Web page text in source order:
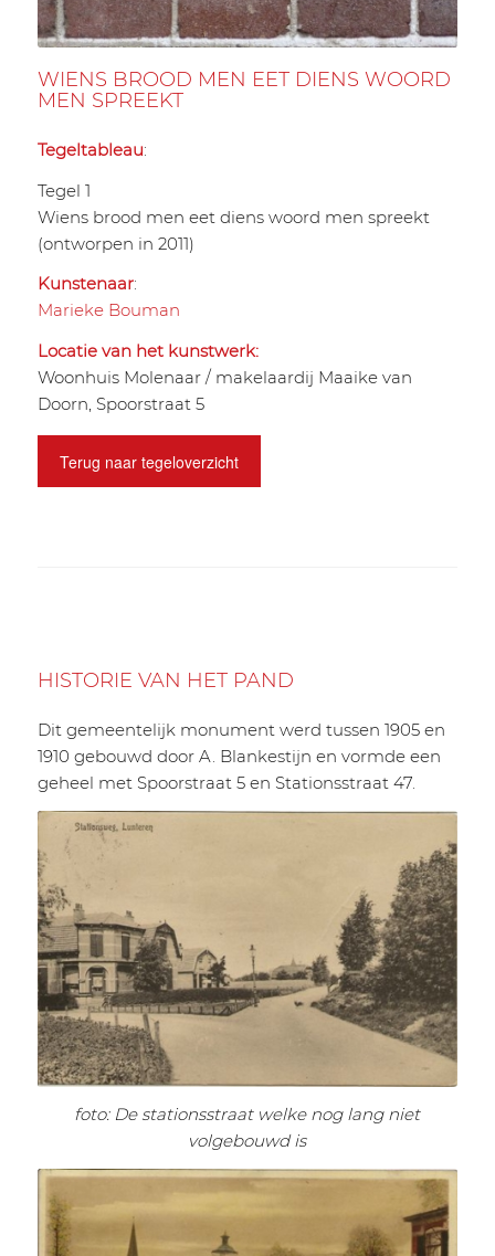
WIENS BROOD MEN EET DIENS WOORD
MEN SPREEKT
Tegeltableau:
Tegel 1
Wiens brood men eet diens woord men spreekt
(ontworpen in 2011)
Kunstenaar:
Marieke Bouman
Locatie van het kunstwerk:
Woonhuis Molenaar / makelaardij Maaike van
Doorn, Spoorstraat 5
Terug naar tegeloverzicht
HISTORIE VAN HET PAND
Dit gemeentelijk monument werd tussen 1905 en
1910 gebouwd door A. Blankestijn en vormde een
geheel met Spoorstraat 5 en Stationsstraat 47.
foto: De stationsstraat welke nog lang niet
volgebouwd is